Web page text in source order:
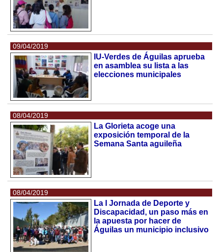
09/04/2019
IU-Verdes de Águilas aprueba
en asamblea su lista a las
elecciones municipales
08/04/2019
La Glorieta acoge una
exposición temporal de la
Semana Santa aguileña
08/04/2019
La I Jornada de Deporte y
Discapacidad, un paso más en
la apuesta por hacer de
Águilas un municipio inclusivo